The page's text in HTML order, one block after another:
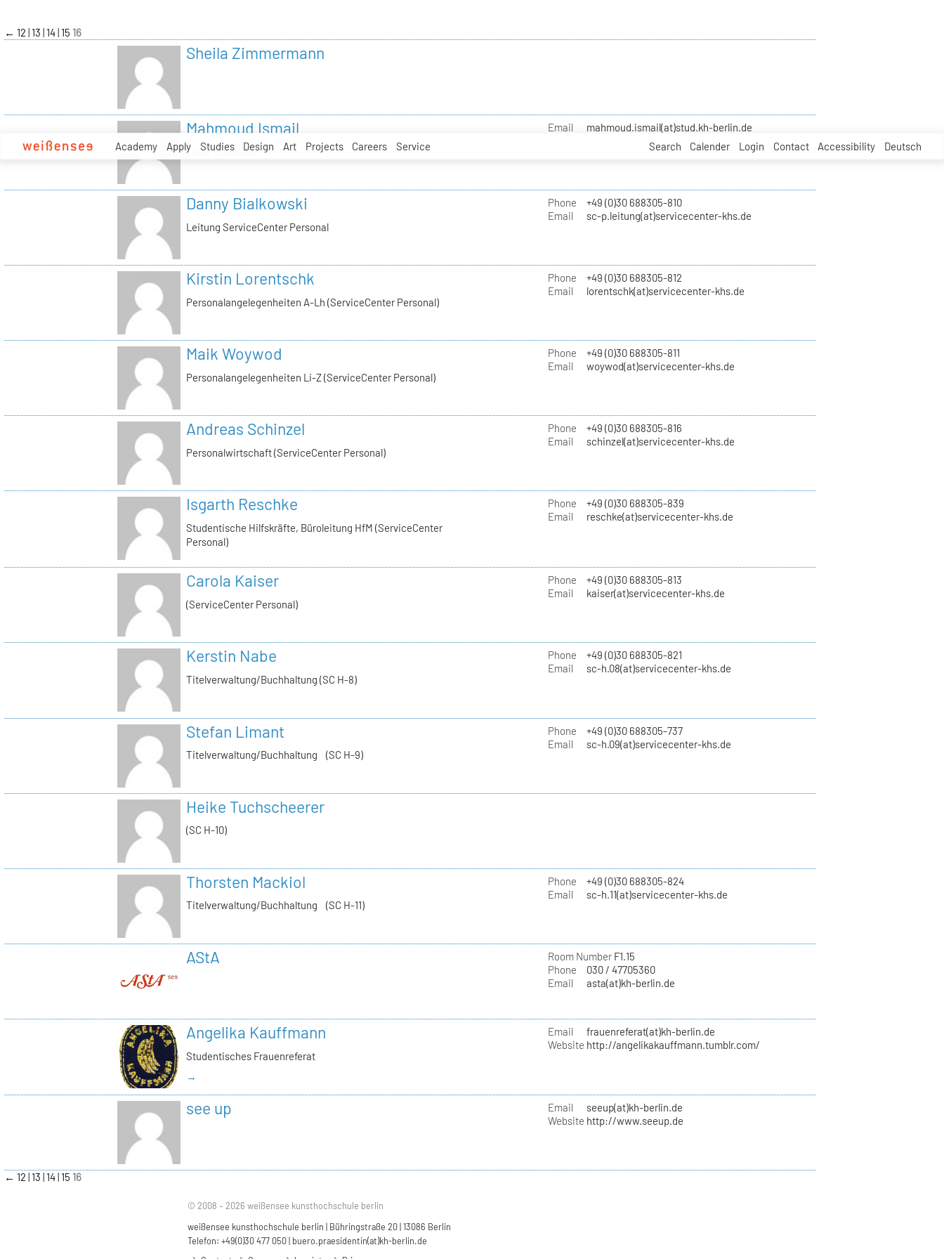
Academy Apply Studies Design Art Projects Careers Service Search Calender Login Contact Accessibility Deutsch
← 12 13 14 15 16
Sheila Zimmermann
Mahmoud Ismail
Tutor Tonstudio
Email mahmoud.ismail(at)stud.kh-berlin.de
Danny Bialkowski
Leitung ServiceCenter Personal
Phone
+49 (0)30 688305-810
Email
sc-p.leitung(at)servicecenter-khs.de
Kirstin Lorentschk
Personalangelegenheiten A-Lh (ServiceCenter Personal)
Phone
+49 (0)30 688305-812
Email
lorentschk(at)servicecenter-khs.de
Maik Woywod
Personalangelegenheiten Li-Z (ServiceCenter Personal)
Phone
+49 (0)30 688305-811
Email
woywod(at)servicecenter-khs.de
Andreas Schinzel
Personalwirtschaft (ServiceCenter Personal)
Phone
+49 (0)30 688305-816
Email
schinzel(at)servicecenter-khs.de
Isgarth Reschke
Studentische Hilfskräfte, Büroleitung HfM (ServiceCenter
Personal)
Phone
+49 (0)30 688305-839
Email
reschke(at)servicecenter-khs.de
Carola Kaiser
(ServiceCenter Personal)
Phone
+49 (0)30 688305-813
Email
kaiser(at)servicecenter-khs.de
Kerstin Nabe
Titelverwaltung/Buchhaltung (SC H-8)
Phone
+49 (0)30 688305-821
Email
sc-h.08(at)servicecenter-khs.de
Stefan Limant
Titelverwaltung/Buchhaltung (SC H-9)
Phone
+49 (0)30 688305-737
Email
sc-h.09(at)servicecenter-khs.de
Heike Tuchscheerer
(SC H-10)
Thorsten Mackiol
Titelverwaltung/Buchhaltung (SC H-11)
Phone
+49 (0)30 688305-824
Email
sc-h.11(at)servicecenter-khs.de
AStA Room NumberF1.15
Phone
030 / 47705360
Email
asta(at)kh-berlin.de
Angelika Kauffmann
Studentisches Frauenreferat
→
Email
frauenreferat(at)kh-berlin.de
Website http://angelikakauffmann.tumblr.com/
see up Email
seeup(at)kh-berlin.de
Website http://www.seeup.de
← 12 13 14 15 16
© 2008 – 2026 weißensee kunsthochschule berlin
weißensee kunsthochschule berlin | Bühringstraße 20 | 13086 Berlin
Telefon: +49(0)30 477 050 | buero.praesidentin(at)kh-berlin.de